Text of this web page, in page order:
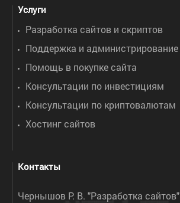
Услуги
Разработка сайтов и скриптов
Поддержка и администрирование
Помощь в покупке сайта
Консультации по инвестициям
Консультации по криптовалютам
Хостинг сайтов
Контакты
Чернышов Р. В. "Разработка сайтов"